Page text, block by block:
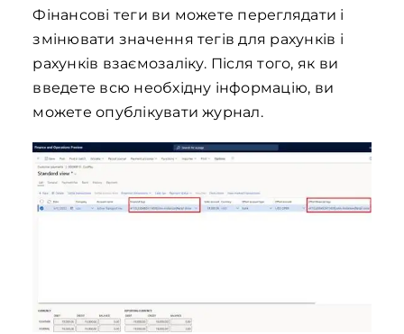
Фінансові теги ви можете переглядати і
змінювати значення тегів для рахунків і
рахунків взаємозаліку. Після того, як ви
введете всю необхідну інформацію, ви
можете опублікувати журнал.